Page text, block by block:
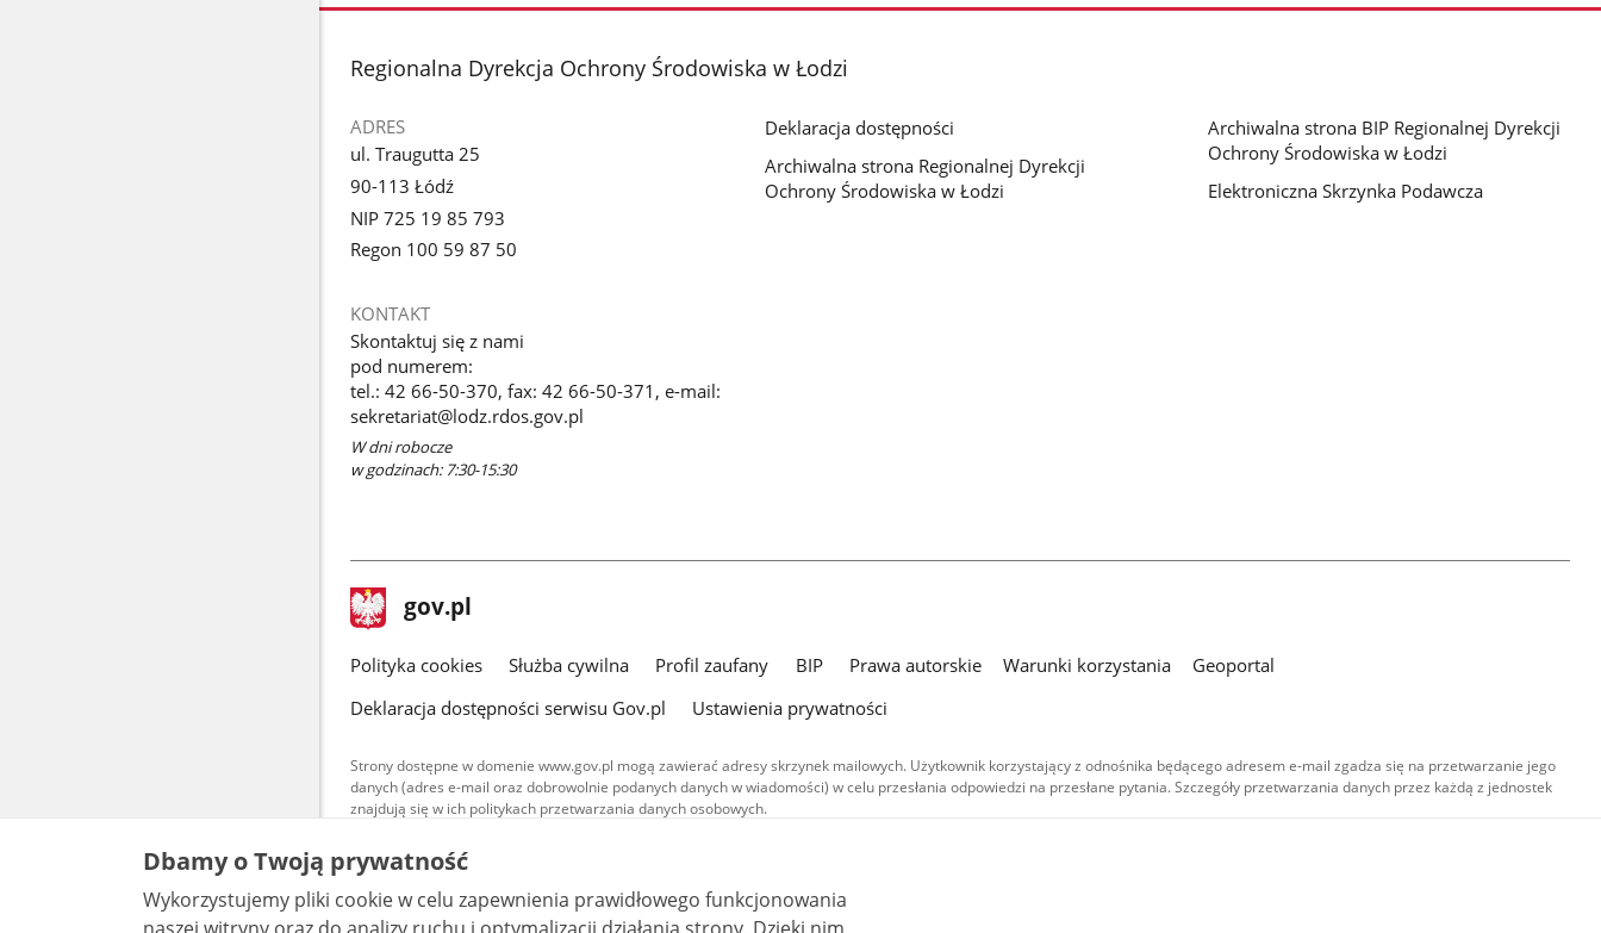
stopka
Regionalna Dyrekcja Ochrony Środowiska w Łodzi
ADRES
ul. Traugutta 25
90-113 Łódź
NIP 725 19 85 793
Regon 100 59 87 50
KONTAKT
Skontaktuj się z nami
pod numerem:
tel.: 42 66-50-370, fax: 42 66-50-371, e-mail:
sekretariat@lodz.rdos.gov.pl
W dni robocze
w godzinach: 7:30-15:30
Deklaracja dostępności
Archiwalna strona Regionalnej Dyrekcji
Ochrony Środowiska w Łodzi
Archiwalna strona BIP Regionalnej Dyrekcji
Ochrony Środowiska w Łodzi
Elektroniczna Skrzynka Podawcza
stopka
gov.pl Strona
gov.pl
gov.pl
Polityka cookies Służba cywilna Profil zaufany BIP Prawa autorskie Warunki korzystania
Geoportal
Deklaracja dostępności serwisu Gov.pl
Ustawienia prywatności
Strony dostępne w domenie www.gov.pl mogą zawierać adresy skrzynek mailowych. Użytkownik korzystający z odnośnika będącego adresem e-mail zgadza się na przetwarzanie jego
danych (adres e-mail oraz dobrowolnie podanych danych w wiadomości) w celu przesłania odpowiedzi na przesłane pytania. Szczegóły przetwarzania danych przez każdą z jednostek
znajdują się w ich politykach przetwarzania danych osobowych.
Treści tekstowe publikowane w serwisie (z wyłączeniem treści audiowizualnych), są
udostępniane na licencji typu Creative Commons: uznanie autorstwa - na tych samych
warunkach 4.0 (CC BY-SA 4.0). Materiały audiowizualne, w tym zdjęcia, materiały audio i wideo,
są udostępniane na licencji typu Creative Commons: uznanie autorstwa użycie niekomercyjne -
bez utworów zależnych 4.0 (CC BY-NC-ND 4.0), o ile nie jest to stwierdzone inaczej.
Dbamy o Twoją prywatność
Wykorzystujemy pliki cookie w celu zapewnienia prawidłowego funkcjonowania